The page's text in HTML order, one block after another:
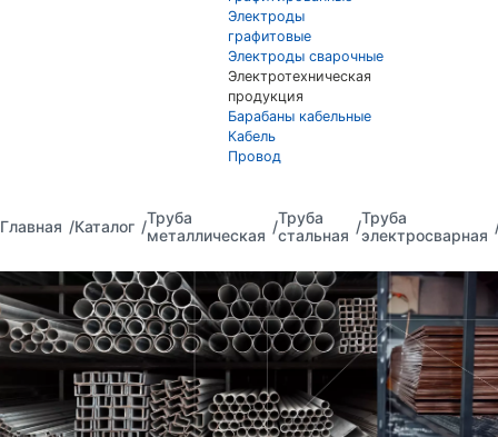
Электроды
графитовые
Электроды сварочные
Электротехническая
продукция
Барабаны кабельные
Кабель
Провод
Главная Каталог
Труба
металлическая
Труба
стальная
Труба
электросварная